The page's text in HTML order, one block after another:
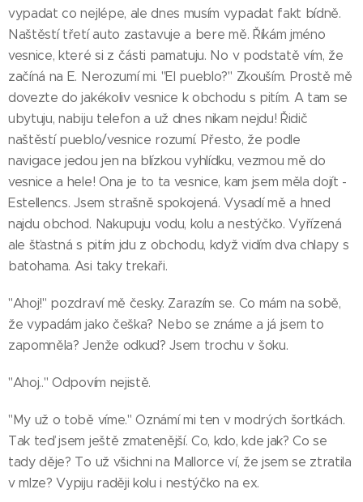
vypadat co nejlépe, ale dnes musím vypadat fakt bídně.
Naštěstí třetí auto zastavuje a bere mě. Říkám jméno
vesnice, které si z části pamatuju. No v podstatě vím, že
začíná na E. Nerozumí mi. "El pueblo?" Zkouším. Prostě mě
dovezte do jakékoliv vesnice k obchodu s pitím. A tam se
ubytuju, nabiju telefon a už dnes nikam nejdu! Řidič
naštěstí pueblo/vesnice rozumí. Přesto, že podle
navigace jedou jen na blízkou vyhlídku, vezmou mě do
vesnice a hele! Ona je to ta vesnice, kam jsem měla dojít -
Estellencs. Jsem strašně spokojená. Vysadí mě a hned
najdu obchod. Nakupuju vodu, kolu a nestýčko. Vyřízená
ale šťastná s pitím jdu z obchodu, když vidím dva chlapy s
batohama. Asi taky trekaři.
"Ahoj!" pozdraví mě česky. Zarazím se. Co mám na sobě,
že vypadám jako češka? Nebo se známe a já jsem to
zapomněla? Jenže odkud? Jsem trochu v šoku.
"Ahoj.." Odpovím nejistě.
"My už o tobě víme." Oznámí mi ten v modrých šortkách.
Tak teď jsem ještě zmatenější. Co, kdo, kde jak? Co se
tady děje? To už všichni na Mallorce ví, že jsem se ztratila
v mlze? Vypiju raději kolu i nestýčko na ex.